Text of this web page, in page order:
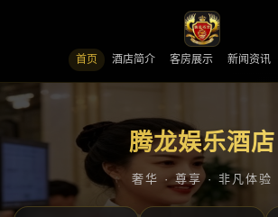
首页 酒店简介 客房展示 新闻资讯
腾龙娱乐酒店
奢华 · 尊享 · 非凡体验